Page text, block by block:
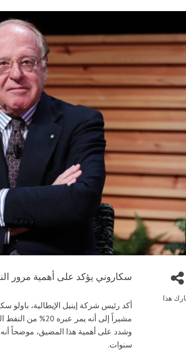
هذا
سكاروني يؤكد على أهمية مرور
مشيراً إلى أنه يمر عبره 20% من النفط المباع عالميا و20% من الغاز.
وشدد على أهمية هذا المضيق، موضحاً
سنوات.